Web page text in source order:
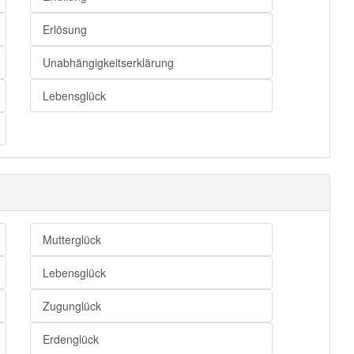
Erlösung
Unabhängigkeitserklärung
Lebensglück
Mutterglück
Lebensglück
Zugunglück
Erdenglück